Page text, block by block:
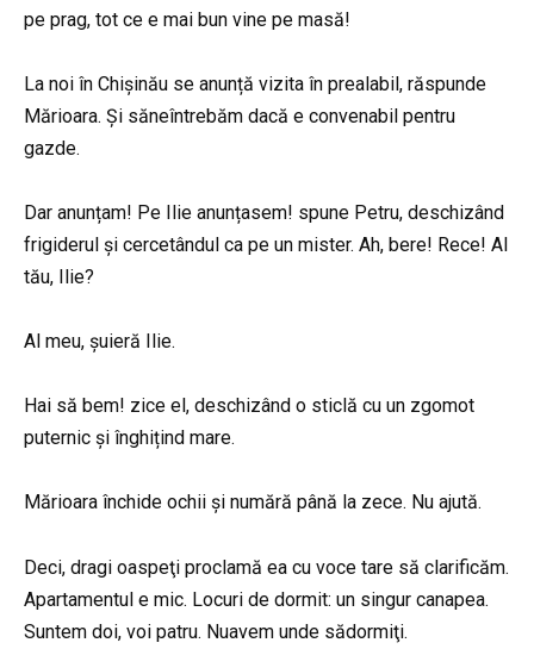
pe prag, tot ce e mai bun vine pe masă!
La noi în Chișinău se anunță vizita în prealabil, răspunde
Mărioara. Și săneîntrebăm dacă e convenabil pentru
gazde.
Dar anunțam! Pe Ilie anunțasem! spune Petru, deschizând
frigiderul și cercetândul ca pe un mister. Ah, bere! Rece! Al
tău, Ilie?
Al meu, șuieră Ilie.
Hai să bem! zice el, deschizând o sticlă cu un zgomot
puternic și înghițind mare.
Mărioara închide ochii și numără până la zece. Nu ajută.
Deci, dragi oaspeţi proclamă ea cu voce tare să clarificăm.
Apartamentul e mic. Locuri de dormit: un singur canapea.
Suntem doi, voi patru. Nuavem unde sădormiţi.